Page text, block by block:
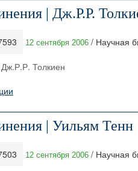
| Дж.Р.Р.
12 сентября 2006 / Научная
Толкиен
| Уильям Тенн
12 сентября 2006 / Научная